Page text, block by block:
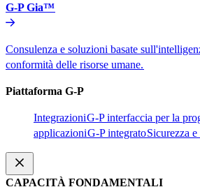
G-P Gia™​​
Consulenza e soluzioni basate
conformità delle risorse umane.​​
Piattaforma G-P​​
Integrazioni​​G-P interfaccia per la
applicazioni​​G-P integrato​​Sicurezza
CAPACITÀ FONDAMENTALI​​